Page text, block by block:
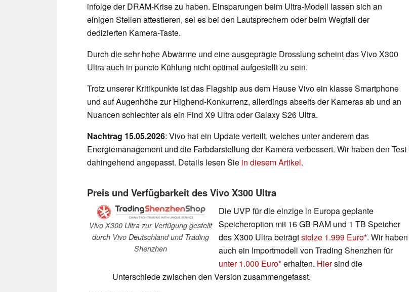
infolge der DRAM-Krise zu haben. Einsparungen beim Ultra-Modell lassen sich an
einigen Stellen attestieren, sei es bei den Lautsprechern oder beim Wegfall der
dedizierten Kamera-Taste.
Durch die sehr hohe Abwärme und eine ausgeprägte Drosslung scheint das Vivo X300
Ultra auch in puncto Kühlung nicht optimal aufgestellt zu sein.
Trotz unserer Kritikpunkte ist das Flagship aus dem Hause Vivo ein klasse Smartphone
und auf Augenhöhe zur Highend-Konkurrenz, allerdings abseits der Kameras ab und an
Nuancen schlechter als ein Find X9 Ultra oder Galaxy S26 Ultra.
Nachtrag 15.05.2026: Vivo hat ein Update verteilt, welches unter anderem das
Energiemanagement und die Farbdarstellung der Kamera verbessert. Wir haben den Test
dahingehend angepasst. Details lesen Sie in diesem Artikel.
Preis und Verfügbarkeit des Vivo X300 Ultra
Vivo X300 Ultra zur Verfügung gestellt
durch Vivo Deutschland und Trading
Shenzhen
Die UVP für die einzige in Europa geplante
Speicheroption mit 16 GB RAM und 1 TB Speicher
des X300 Ultra beträgtstolze 1.999 Euro . Wir haben
auch ein Importmodell von Trading Shenzhen für
unter 1.000 Euro erhalten. Hiersind die
Unterschiede zwischen den Version zusammengefasst.